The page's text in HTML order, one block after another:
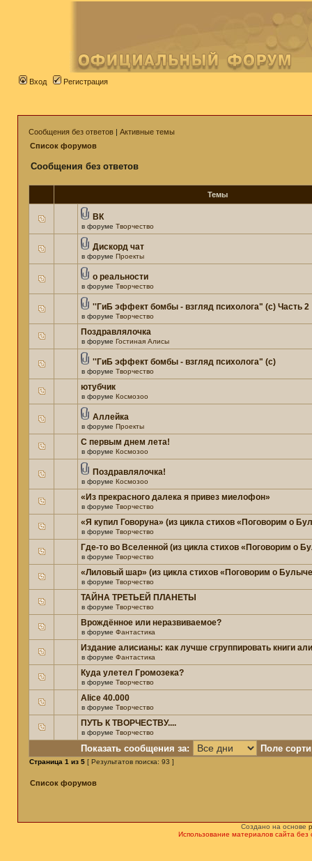
Вход Регистрация
Сообщения без ответов | Активные темы
Список форумов
Сообщения без ответов
Темы
ВК
в форуме Творчество
Дискорд чат
в форуме Проекты
о реальности
в форуме Творчество
''ГиБ эффект бомбы - взгляд психолога" (c) Часть 2
в форуме Творчество
Поздравлялочка
в форуме Гостиная Алисы
''ГиБ эффект бомбы - взгляд психолога" (c)
в форуме Творчество
ютубчик
в форуме Космозоо
Аллейка
в форуме Проекты
С первым днем лета!
в форуме Космозоо
Поздравлялочка!
в форуме Космозоо
«Из прекрасного далека я привез миелофон»
в форуме Творчество
«Я купил Говоруна» (из цикла стихов «Поговорим о
в форуме Творчество
Где-то во Вселенной (из цикла стихов «Поговорим о
в форуме Творчество
«Лиловый шар» (из цикла стихов «Поговорим о
в форуме Творчество
ТАЙНА ТРЕТЬЕЙ ПЛАНЕТЫ
в форуме Творчество
Врождённое или неразвиваемое?
в форуме Фантастика
Издание алисианы: как лучше сгруппировать книги
в форуме Фантастика
Куда улетел Громозека?
в форуме Творчество
Alice 40.000
в форуме Творчество
ПУТЬ К ТВОРЧЕСТВУ....
в форуме Творчество
Показать сообщения за: Поле
Страница 1 из 5 [ Результатов поиска: 93 ]
Список форумов
Создано на основе
Использование материалов сайта